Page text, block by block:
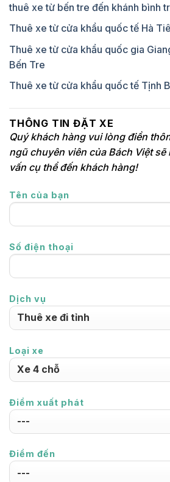
thuê xe từ bến tre đến khánh bình
Thuê xe từ cửa khẩu quốc tế Hà
Thuê xe từ cửa khẩu quốc gia
Bến Tre
Thuê xe từ cửa khẩu quốc tế Tịnh
THÔNG TIN ĐẶT XE
Quý khách hàng vui lòng điền
ngũ chuyên viên của Bách Việt sẽ
vấn cụ thể đến khách hàng!
Tên của bạn
Số điện thoại
Dịch vụ
Loại xe
Điểm xuất phát
Điểm đến